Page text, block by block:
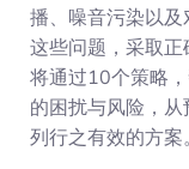
播、噪音污染以
这些问题，采取
将通过10个策略
的困扰与风险，
列行之有效的方案。